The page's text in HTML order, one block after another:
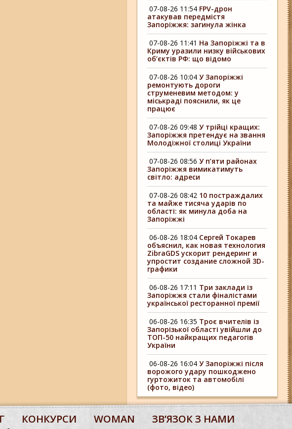
07-08-26 11:54 FPV-дрон
атакував передмістя
Запоріжжя: загинула жінка
07-08-26 11:41 На Запоріжжі та в
Криму уразили низку військових
об’єктів РФ: що відомо
07-08-26 10:04 У Запоріжжі
ремонтують дороги
струменевим методом: у
міськраді пояснили, як це
працює
07-08-26 09:48 У трійці кращих:
Запоріжжя претендує на звання
Молодіжної столиці України
07-08-26 08:56 У п’яти районах
Запоріжжя вимикатимуть
світло: адреси
07-08-26 08:42 10 постраждалих
та майже тисяча ударів по
області: як минула доба на
Запоріжжі
06-08-26 18:04 Сергей Токарев
объяснил, как новая технология
ZibraGDS ускорит рендеринг и
упростит создание сложной 3D-
графики
06-08-26 17:11 Три заклади із
Запоріжжя стали фіналістами
української ресторанної премії
06-08-26 16:35 Троє вчителів із
Запорізької області увійшли до
ТОП-50 найкращих педагогів
України
06-08-26 16:04 У Запоріжжі після
ворожого удару пошкоджено
гуртожиток та автомобілі
(фото, відео)
КОНКУРСИ WOMAN ЗВʼЯЗОК З НАМИ